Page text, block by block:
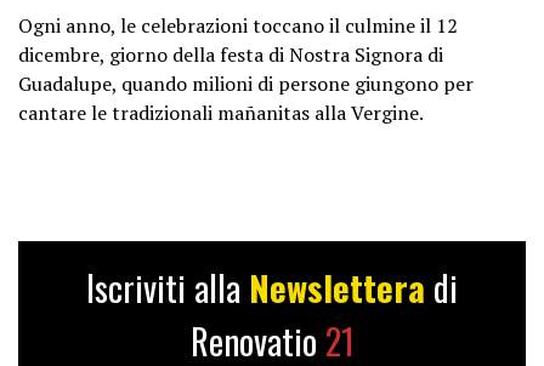
Ogni anno, le celebrazioni toccano il culmine il 12
dicembre, giorno della festa di Nostra Signora di
Guadalupe, quando milioni di persone giungono per
cantare le tradizionali mañanitas alla Vergine.
Iscriviti alla Newslettera di
Renovatio 21